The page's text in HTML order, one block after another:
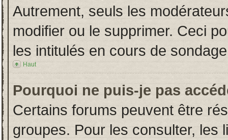
Autrement, seuls les
modifier ou le supprimer. Ceci
les intitulés en cours de
Haut
Pourquoi ne puis-je pas
Certains forums peuvent être
groupes. Pour les consulter, les